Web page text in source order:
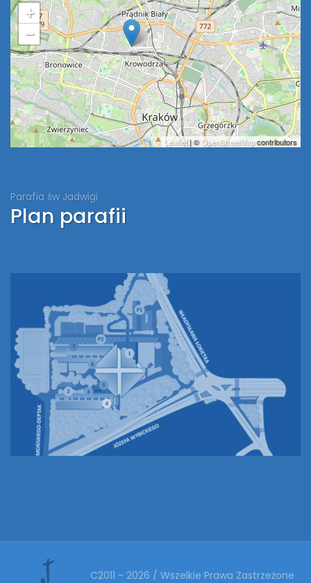
+
−
Leaflet| © OpenStreetMapcontributors
Parafia św Jadwigi
Plan parafii
C2011 - 2026 / Wszelkie Prawa Zastrzeżone